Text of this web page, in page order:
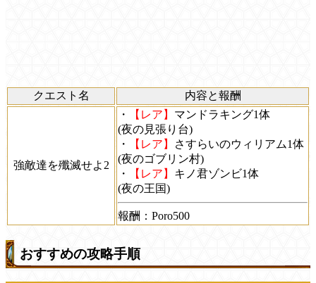
クエスト名 内容と報酬
強敵達を殲滅せよ2
・ 【レア】 マンドラキング1体
(夜の見張り台)
・
【レア】
さすらいのウィリアム1体
(夜のゴブリン村)
・
【レア】 キノ君ゾンビ1体
(夜の王国)
報酬：Poro500
おすすめの攻略手順